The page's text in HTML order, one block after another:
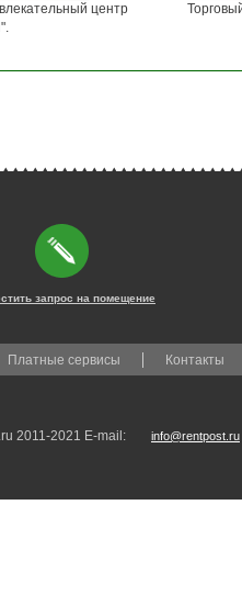
центр
запрос на помещение
Платные сервисы Контакты
2011-2021 E-mail: info@rentpost.ru